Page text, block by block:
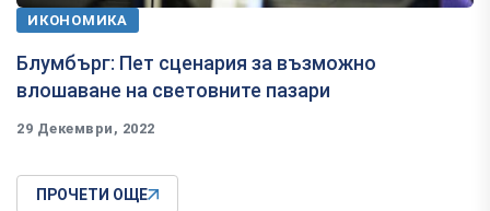
ИКОНОМИКА
Блумбърг: Пет сценария за възможно
влошаване на световните пазари
29 Декември, 2022
ПРОЧЕТИ ОЩЕ